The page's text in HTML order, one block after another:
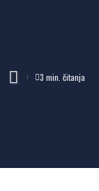
3 min. čitanja